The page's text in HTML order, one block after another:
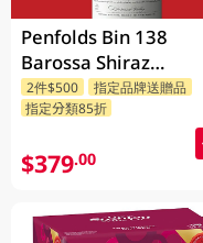
Penfolds Bin 138
Barossa Shiraz
Grenache Mataro
750ML
2件$500
指定品牌送贈品
指定分類85折
$379.00